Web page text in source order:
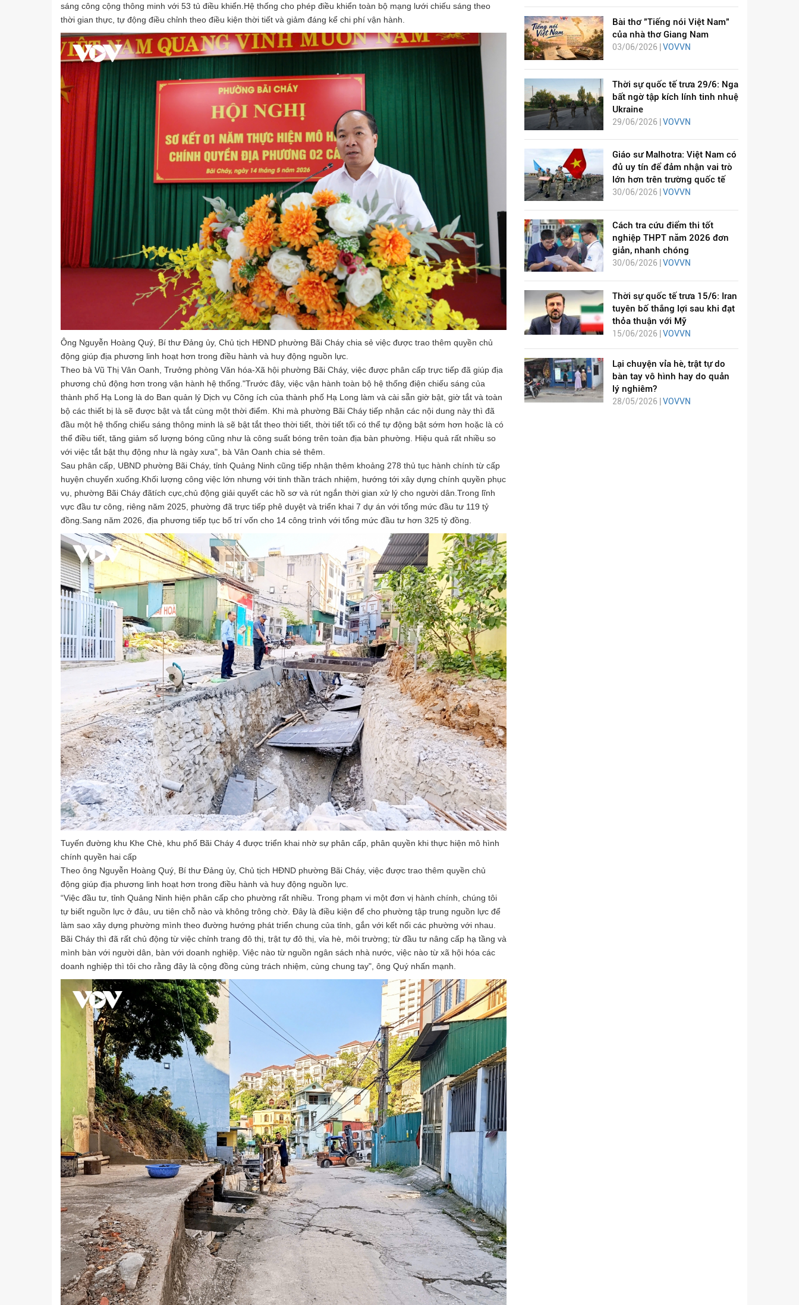
sáng công cộng thông minh với 53 tủ điều khiển.Hệ thống cho phép điều khiển toàn bộ mạng lưới chiếu sáng theo
thời gian thực, tự động điều chỉnh theo điều kiện thời tiết và giảm đáng kể chi phí vận hành.
Ông Nguyễn Hoàng Quý, Bí thư Đảng ủy, Chủ tịch HĐND phường Bãi Cháy chia sẻ việc được trao thêm quyền chủ
động giúp địa phương linh hoạt hơn trong điều hành và huy động nguồn lực.
Theo bà Vũ Thị Vân Oanh, Trưởng phòng Văn hóa-Xã hội phường Bãi Cháy, việc được phân cấp trực tiếp đã giúp địa
phương chủ động hơn trong vận hành hệ thống."Trước đây, việc vận hành toàn bộ hệ thống điện chiếu sáng của
thành phố Hạ Long là do Ban quản lý Dịch vụ Công ích của thành phố Hạ Long làm và cài sẵn giờ bật, giờ tắt và toàn
bộ các thiết bị là sẽ được bật và tắt cùng một thời điểm. Khi mà phường Bãi Cháy tiếp nhận các nội dung này thì đã
đầu một hệ thống chiếu sáng thông minh là sẽ bật tắt theo thời tiết, thời tiết tối có thể tự động bật sớm hơn hoặc là có
thể điều tiết, tăng giảm số lượng bóng cũng như là công suất bóng trên toàn địa bàn phường. Hiệu quả rất nhiều so
với việc tắt bật thụ động như là ngày xưa", bà Vân Oanh chia sẻ thêm.
Sau phân cấp, UBND phường Bãi Cháy, tỉnh Quảng Ninh cũng tiếp nhận thêm khoảng 278 thủ tục hành chính từ cấp
huyện chuyển xuống.Khối lượng công việc lớn nhưng với tinh thần trách nhiệm, hướng tới xây dựng chính quyền phục
vụ, phường Bãi Cháy đãtích cực,chủ động giải quyết các hồ sơ và rút ngắn thời gian xử lý cho người dân.Trong lĩnh
vực đầu tư công, riêng năm 2025, phường đã trực tiếp phê duyệt và triển khai 7 dự án với tổng mức đầu tư 119 tỷ
đồng.Sang năm 2026, địa phương tiếp tục bố trí vốn cho 14 công trình với tổng mức đầu tư hơn 325 tỷ đồng.
Tuyến đường khu Khe Chè, khu phố Bãi Cháy 4 được triển khai nhờ sự phân cấp, phân quyền khi thực hiện mô hình
chính quyền hai cấp
Theo ông Nguyễn Hoàng Quý, Bí thư Đảng ủy, Chủ tịch HĐND phường Bãi Cháy, việc được trao thêm quyền chủ
động giúp địa phương linh hoạt hơn trong điều hành và huy động nguồn lực.
“Việc đầu tư, tỉnh Quảng Ninh hiện phân cấp cho phường rất nhiều. Trong phạm vi một đơn vị hành chính, chúng tôi
tự biết nguồn lực ở đâu, ưu tiên chỗ nào và không trông chờ. Đây là điều kiện để cho phường tập trung nguồn lực để
làm sao xây dựng phường mình theo đường hướng phát triển chung của tỉnh, gắn với kết nối các phường với nhau.
Bãi Cháy thì đã rất chủ động từ việc chỉnh trang đô thị, trật tự đô thị, vỉa hè, môi trường; từ đầu tư nâng cấp hạ tầng và
mình bàn với người dân, bàn với doanh nghiệp. Việc nào từ nguồn ngân sách nhà nước, việc nào từ xã hội hóa các
doanh nghiệp thì tôi cho rằng đây là cộng đồng cùng trách nhiệm, cùng chung tay", ông Quý nhấn mạnh.
Bài thơ "Tiếng nói Việt Nam"
của nhà thơ Giang Nam
03/06/2026 | VOVVN
Thời sự quốc tế trưa 29/6: Nga
bất ngờ tập kích lính tinh nhuệ
Ukraine
29/06/2026 | VOVVN
Giáo sư Malhotra: Việt Nam có
đủ uy tín để đảm nhận vai trò
lớn hơn trên trường quốc tế
30/06/2026 | VOVVN
Cách tra cứu điểm thi tốt
nghiệp THPT năm 2026 đơn
giản, nhanh chóng
30/06/2026 | VOVVN
Thời sự quốc tế trưa 15/6: Iran
tuyên bố thắng lợi sau khi đạt
thỏa thuận với Mỹ
15/06/2026 | VOVVN
Lại chuyện vỉa hè, trật tự do
bàn tay vô hình hay do quản
lý nghiêm?
28/05/2026 | VOVVN